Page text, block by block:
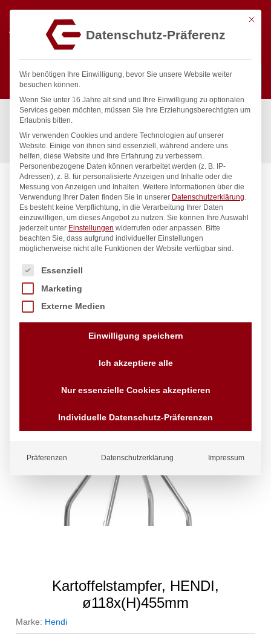
Suchen
Start / Gastronomiebedarf & Gastro Geräte für Profis
Küchenartikel
Küchenutensilien
/
Kartoffelstampfer, HENDI, ø118x(H)455mm
Kartoffelstampfer, HENDI,
ø118x(H)455mm
Marke: Hendi
Mit
Datenschutz-Präferenz
Wir benötigen Ihre Einwilligung, bevor Sie unsere Website weiter
besuchen können.
Wenn Sie unter 16 Jahre alt sind und Ihre Einwilligung zu optionalen
Services geben möchten, müssen Sie Ihre Erziehungsberechtigten um
Erlaubnis bitten.
Wir verwenden Cookies und andere Technologien auf unserer
Website. Einige von ihnen sind essenziell, während andere uns
helfen, diese Website und Ihre Erfahrung zu verbessern.
Personenbezogene Daten können verarbeitet werden (z. B. IP-
Adressen), z. B. für personalisierte Anzeigen und Inhalte oder die
Messung von Anzeigen und Inhalten. Weitere Informationen über die
Verwendung Ihrer Daten finden Sie in unserer Datenschutzerklärung.
Es besteht keine Verpflichtung, in die Verarbeitung Ihrer Daten
einzuwilligen, um dieses Angebot zu nutzen. Sie können Ihre Auswahl
jederzeit unter Einstellungen widerrufen oder anpassen. Bitte
beachten Sie, dass aufgrund individueller Einstellungen
möglicherweise nicht alle Funktionen der Website verfügbar sind.
Es folgt eine Liste der Service-Gruppen, für die eine
Essenziell
Marketing
Externe Medien
Einwilligung speichern
Ich akzeptiere alle
Nur essenzielle Cookies akzeptieren
Individuelle Datenschutz-Präferenzen
Präferenzen Datenschutzerklärung Impressum